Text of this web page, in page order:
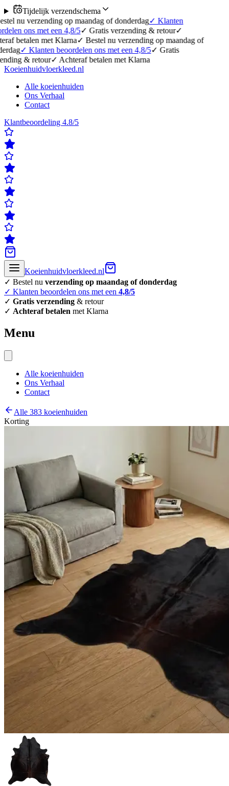
Tijdelijk verzendschema
op maandag of donderdag✓Klanten
een 4,8/5✓Gratis verzending & retour✓
met Klarna✓Bestel nu verzending op maandag of
beoordelen ons met een 4,8/5✓Gratis
✓Achteraf betalen met Klarna
Koeienhuidvloerkleed.nl
Alle koeienhuiden
Ons Verhaal
Contact
Klantbeoordeling 4.8/5
Koeienhuidvloerkleed.nl
✓ Bestel nu verzending op maandag of donderdag
✓ Klanten beoordelen ons met een 4,8/5
✓ Gratis verzending & retour
✓ Achteraf betalen met Klarna
Menu
Alle koeienhuiden
Ons Verhaal
Contact
Alle 383 koeienhuiden
Korting